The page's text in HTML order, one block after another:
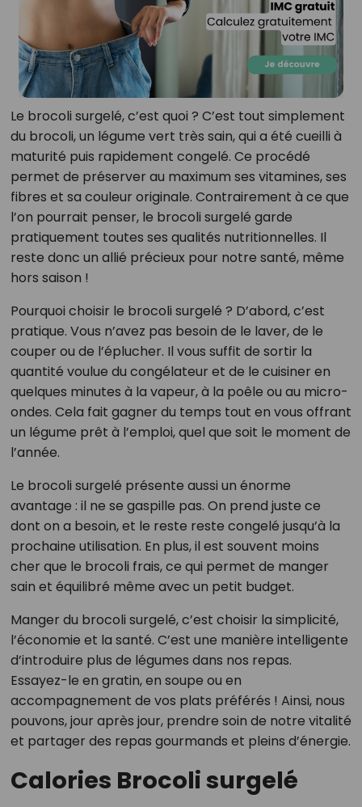
Le brocoli surgelé, c’est quoi ? C’est tout simplement
du brocoli, un légume vert très sain, qui a été cueilli à
maturité puis rapidement congelé. Ce procédé
permet de préserver au maximum ses vitamines, ses
fibres et sa couleur originale. Contrairement à ce que
l’on pourrait penser, le brocoli surgelé garde
pratiquement toutes ses qualités nutritionnelles. Il
reste donc un allié précieux pour notre santé, même
hors saison !
Pourquoi choisir le brocoli surgelé ? D’abord, c’est
pratique. Vous n’avez pas besoin de le laver, de le
couper ou de l’éplucher. Il vous suffit de sortir la
quantité voulue du congélateur et de le cuisiner en
quelques minutes à la vapeur, à la poêle ou au micro-
ondes. Cela fait gagner du temps tout en vous offrant
un légume prêt à l’emploi, quel que soit le moment de
l’année.
Le brocoli surgelé présente aussi un énorme
avantage : il ne se gaspille pas. On prend juste ce
dont on a besoin, et le reste reste congelé jusqu’à la
prochaine utilisation. En plus, il est souvent moins
cher que le brocoli frais, ce qui permet de manger
sain et équilibré même avec un petit budget.
Manger du brocoli surgelé, c’est choisir la simplicité,
l’économie et la santé. C’est une manière intelligente
d’introduire plus de légumes dans nos repas.
Essayez-le en gratin, en soupe ou en
accompagnement de vos plats préférés ! Ainsi, nous
pouvons, jour après jour, prendre soin de notre vitalité
et partager des repas gourmands et pleins d’énergie.
Calories Brocoli surgelé